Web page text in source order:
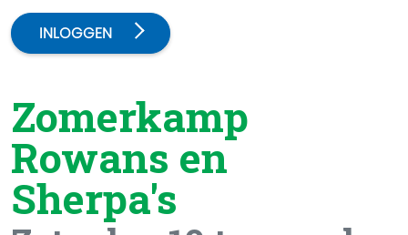
INLOGGEN
Zomerkamp
Rowans en
Sherpa's